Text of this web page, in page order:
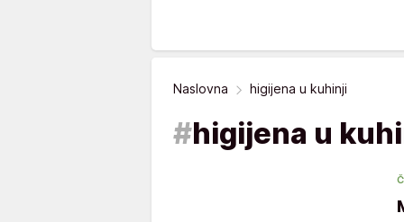
Naslovna higijena u kuhinji
#higijena u